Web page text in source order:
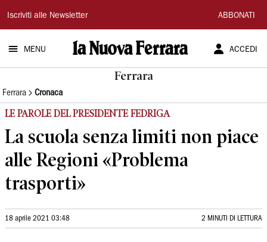
La
Nuova
Ferrara
Iscriviti alle Newsletter ABBONATI
MENU ACCEDI
Ferrara
Ferrara Cronaca
LE PAROLE DEL PRESIDENTE FEDRIGA
La scuola senza limiti non piace
alle Regioni «Problema
trasporti»
18 aprile 2021 03:48 2 MINUTI DI LETTURA